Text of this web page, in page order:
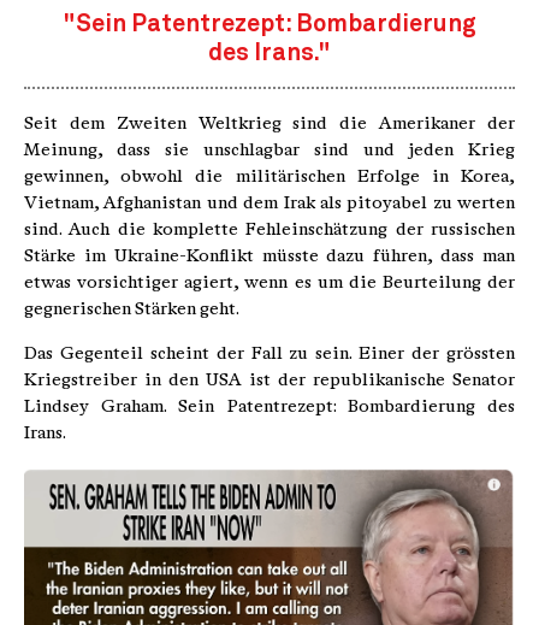
"Sein Patentrezept: Bombardierung
des Irans."
Seit dem Zweiten Weltkrieg sind die Amerikaner der
Meinung, dass sie unschlagbar sind und jeden Krieg
gewinnen, obwohl die militärischen Erfolge in Korea,
Vietnam, Afghanistan und dem Irak als pitoyabel zu werten
sind. Auch die komplette Fehleinschätzung der russischen
Stärke im Ukraine-Konflikt müsste dazu führen, dass man
etwas vorsichtiger agiert, wenn es um die Beurteilung der
gegnerischen Stärken geht.
Das Gegenteil scheint der Fall zu sein. Einer der grössten
Kriegstreiber in den USA ist der republikanische Senator
Lindsey Graham. Sein Patentrezept: Bombardierung des
Irans.